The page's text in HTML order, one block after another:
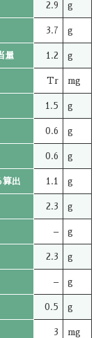
2.9 g
3.7 g
量 1.2 g
Tr mg
1.5 g
0.6 g
0.6 g
算出 1.1 g
2.3 g
– g
2.3 g
– g
0.5 g
3 mg